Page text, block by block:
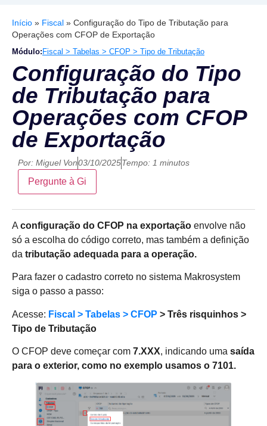
Início » Fiscal » Configuração do Tipo de Tributação para
Operações com CFOP de Exportação
Módulo: Fiscal > Tabelas > CFOP > Tipo de Tributação
Configuração do Tipo
de Tributação para
Operações com CFOP
de Exportação
Por: Miguel Von03/10/2025Tempo: 1 minutos
Pergunte à Gi
A configuração do CFOP na exportação envolve não
só a escolha do código correto, mas também a definição
da tributação adequada para a operação.
Para fazer o cadastro correto no sistema Makrosystem
siga o passo a passo:
Acesse: Fiscal > Tabelas > CFOP > Três risquinhos >
Tipo de Tributação
O CFOP deve começar com 7.XXX, indicando uma saída
para o exterior, como no exemplo usamos o 7101.